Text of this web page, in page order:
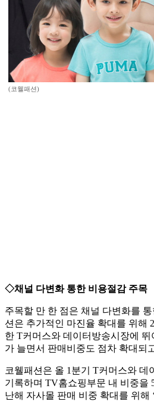
(코웰패션)
◇채널 다변화 통한 비용절감 주목
주목할 만 한 점은 채널 다변화를
션은 추가적인 마진율 확대를 위해
한 T커머스와 데이터방송시장에
가 늘면서 판매비중도 점차 확대되
코웰패션은 올 1분기 T커머스와 데
기록하며 TV홈쇼핑부문 내 비중을
난해 자사몰 판매 비중 확대를 위해